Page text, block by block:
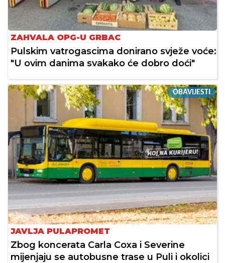
ZAHVALA OPG-U GRBAC
Pulskim vatrogascima donirano svježe voće:
"U ovim danima svakako će dobro doći"
OBAVIJESTI
JAVLJA PULAPROMET
Zbog koncerata Carla Coxa i Severine
mijenjaju se autobusne trase u Puli i okolici